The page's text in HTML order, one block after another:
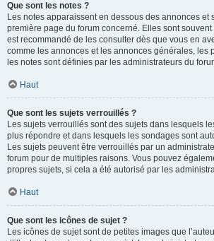
Que sont les notes ?
Les notes apparaissent en dessous des annonces et
première page du forum concerné. Elles sont souvent
est recommandé de les consulter dès que vous en
comme les annonces et les annonces générales, les
les notes sont définies par les administrateurs du
Haut
Que sont les sujets verrouillés ?
Les sujets verrouillés sont des sujets dans lesquels
plus répondre et dans lesquels les sondages sont
Les sujets peuvent être verrouillés par un
forum pour de multiples raisons. Vous pouvez
propres sujets, si cela a été autorisé par les
Haut
Que sont les icônes de sujet ?
Les icônes de sujet sont de petites images que